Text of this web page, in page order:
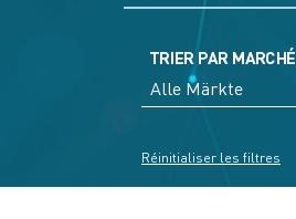
TRIER PAR MARCHÉ
Réinitialiser les filtres